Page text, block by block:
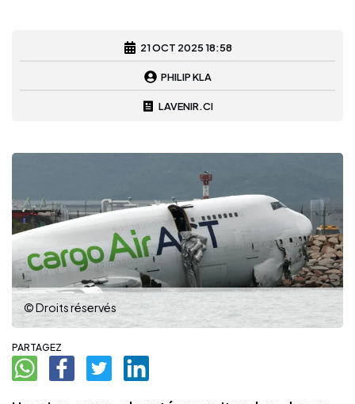
21 OCT 2025 18:58
PHILIP KLA
LAVENIR.CI
© Droits réservés
PARTAGEZ